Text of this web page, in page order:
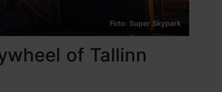
Foto: Super Skypark
of Tallinn